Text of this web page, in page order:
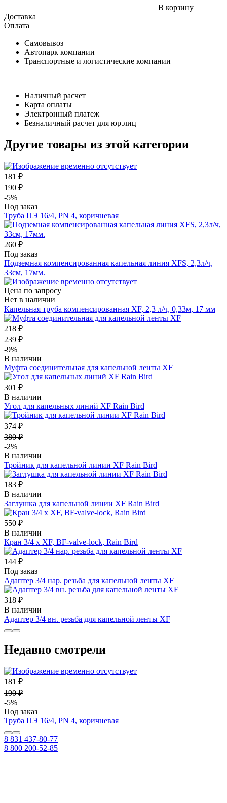
В корзину
Доставка
Оплата
Самовывоз
Автопарк компании
Транспортные и логистические компании
Наличный расчет
Карта оплаты
Электронный платеж
Безналичный расчет для юр.лиц
Другие товары из этой категории
181 ₽
190 ₽
-5%
Под заказ
Труба ПЭ 16/4, PN 4, коричневая
260 ₽
Под заказ
Подземная компенсированная капельная линия XFS, 2,3л/ч,
33см, 17мм.
Цена по запросу
Нет в наличии
Капельная труба компенсированная XF, 2,3 л/ч, 0,33м, 17 мм
218 ₽
239 ₽
-9%
В наличии
Муфта соединительная для капельной ленты XF
301 ₽
В наличии
Угол для капельных линий XF Rain Bird
374 ₽
380 ₽
-2%
В наличии
Тройник для капельной линии XF Rain Bird
183 ₽
В наличии
Заглушка для капельной линии XF Rain Bird
550 ₽
В наличии
Кран 3/4 x XF, BF-valve-lock, Rain Bird
144 ₽
Под заказ
Адаптер 3/4 нар. резьба для капельной ленты XF
318 ₽
В наличии
Адаптер 3/4 вн. резьба для капельной ленты XF
Недавно смотрели
181 ₽
190 ₽
-5%
Под заказ
Труба ПЭ 16/4, PN 4, коричневая
8 831 437-80-77
8 800 200-52-85